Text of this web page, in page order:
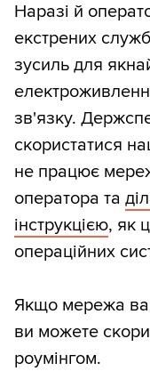
Наразі й
екстрених
зусиль для
зв'язку.
скористатися
не працює
оператора та
інструкцією, як
операційних
Якщо мережа
ви можете
роумінгом.